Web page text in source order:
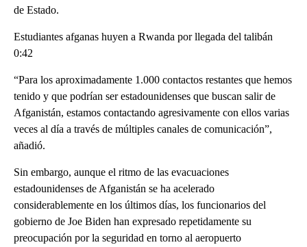
de Estado.
Estudiantes afganas huyen a Rwanda por llegada del talibán
0:42
“Para los aproximadamente 1.000 contactos restantes que hemos
tenido y que podrían ser estadounidenses que buscan salir de
Afganistán, estamos contactando agresivamente con ellos varias
veces al día a través de múltiples canales de comunicación”,
añadió.
Sin embargo, aunque el ritmo de las evacuaciones
estadounidenses de Afganistán se ha acelerado
considerablemente en los últimos días, los funcionarios del
gobierno de Joe Biden han expresado repetidamente su
preocupación por la seguridad en torno al aeropuerto